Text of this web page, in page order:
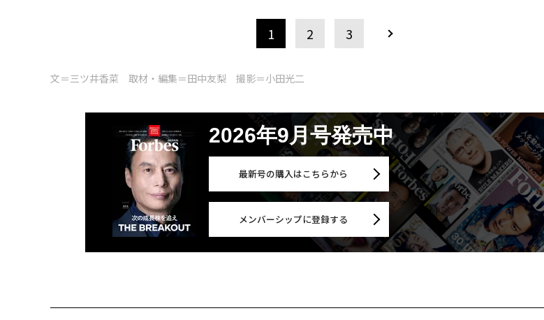
1 2 3
文＝三ツ井香菜 取材・編集＝田中友梨 撮影＝小田光二
2026年9月号発売中
最新号の購入はこちらから
メンバーシップに登録する